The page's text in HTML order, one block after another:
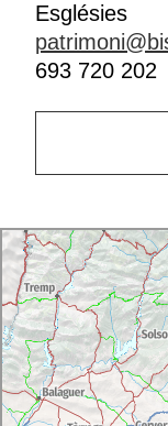
Esglésies
693 720 202